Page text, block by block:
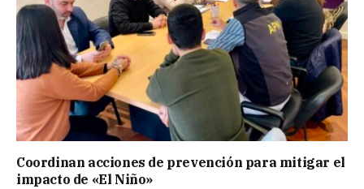
Coordinan acciones de prevención para mitigar el
impacto de «El Niño»